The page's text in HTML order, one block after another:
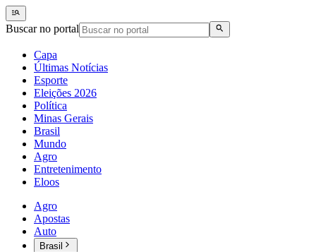
Buscar no portal
Capa
Últimas Notícias
Esporte
Eleições 2026
Política
Minas Gerais
Brasil
Mundo
Agro
Entretenimento
Eloos
Agro
Apostas
Auto
Brasil